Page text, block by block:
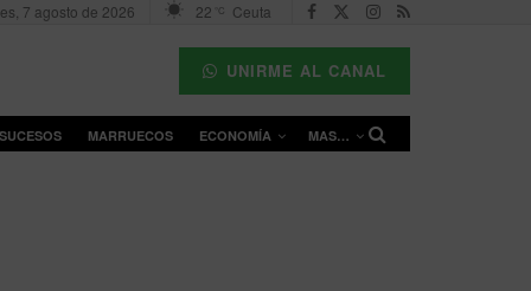
7 agosto de 2026 22 °C Ceuta
UNIRME AL CANAL
MARRUECOS ECONOMÍA MAS…